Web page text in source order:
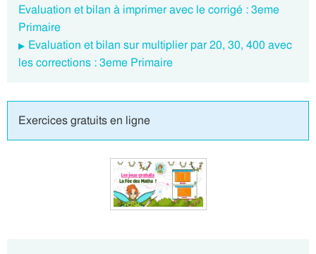
Evaluation et bilan à imprimer avec le corrigé : 3eme
Primaire
Evaluation et bilan sur multiplier par 20, 30, 400 avec
les corrections : 3eme Primaire
Exercices gratuits en ligne